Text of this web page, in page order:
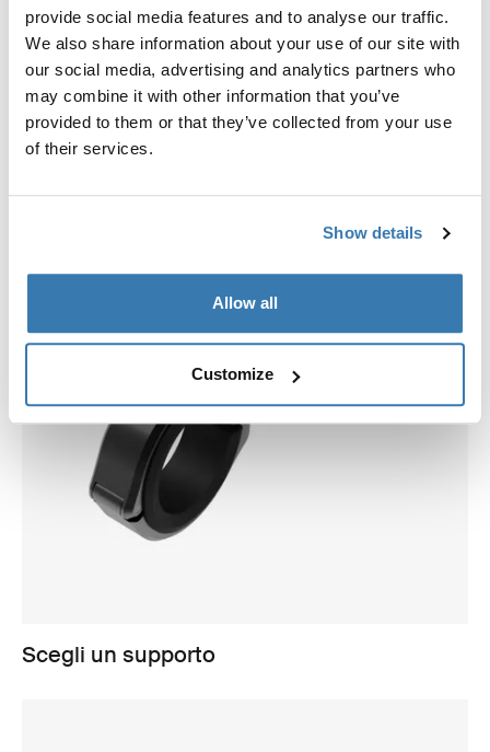
provide social media features and to analyse our traffic.
We also share information about your use of our site with
our social media, advertising and analytics partners who
may combine it with other information that you’ve
provided to them or that they’ve collected from your use
of their services.
Show details
Allow all
Customize
Scegli una custodia
Scegli un supporto